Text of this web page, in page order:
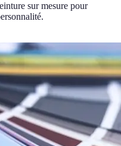
sur mesure pour